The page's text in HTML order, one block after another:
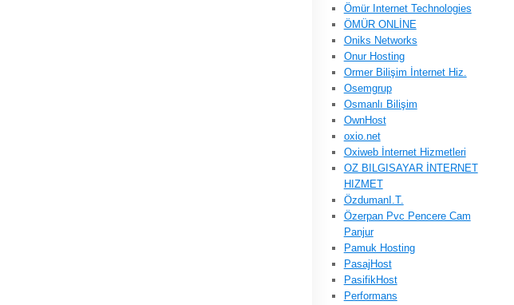
Ömür Internet Technologies
ÖMÜR ONLİNE
Oniks Networks
Onur Hosting
Ormer Bilişim İnternet Hiz.
Osemgrup
Osmanlı Bilişim
OwnHost
oxio.net
Oxiweb İnternet Hizmetleri
OZ BILGISAYAR İNTERNET
HIZMET
ÖzdumanI.T.
Özerpan Pvc Pencere Cam
Panjur
Pamuk Hosting
PasajHost
PasifikHost
Performans